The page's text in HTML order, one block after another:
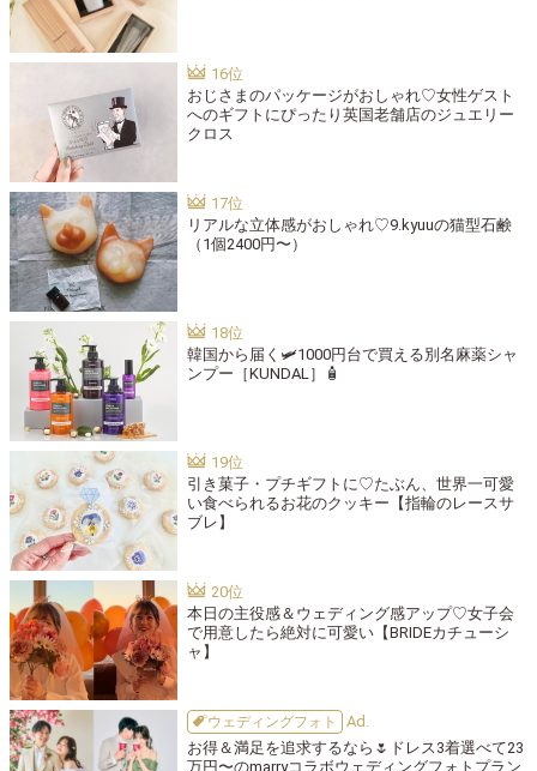
おじさまのパッケージがおしゃれ♡女性ゲスト
へのギフトにぴったり英国老舗店のジュエリー
クロス
リアルな立体感がおしゃれ♡9.kyuuの猫型石鹸
（1個2400円〜）
韓国から届く🛩1000円台で買える別名麻薬シャ
ンプー［KUNDAL］🧴
引き菓子・プチギフトに♡たぶん、世界一可愛
い食べられるお花のクッキー【指輪のレースサ
ブレ】
本日の主役感＆ウェディング感アップ♡女子会
で用意したら絶対に可愛い【BRIDEカチューシ
ャ】
ウェディングフォト
お得＆満足を追求するなら🌷ドレス3着選べて23
万円〜のmarryコラボウェディングフォトプラン